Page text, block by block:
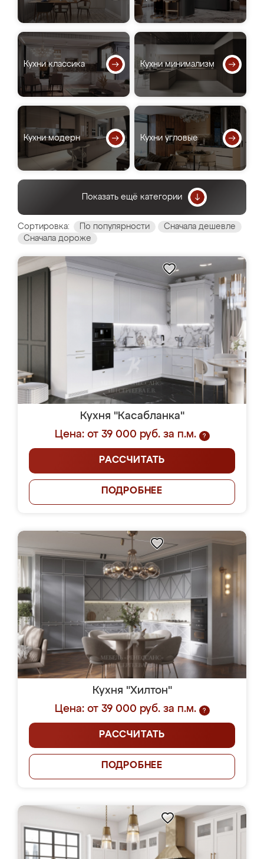
Кухни классика Кухни минимализм
Кухни модерн Кухни угловые
Показать ещё категории
Сортировка: По популярности
Сначала дешевле
Сначала дороже
Кухня "Касабланка"
Цена: от 39 000 руб. за п.м.
?
РАССЧИТАТЬ
ПОДРОБНЕЕ
Кухня "Хилтон"
Цена: от 39 000 руб. за п.м.
?
РАССЧИТАТЬ
ПОДРОБНЕЕ